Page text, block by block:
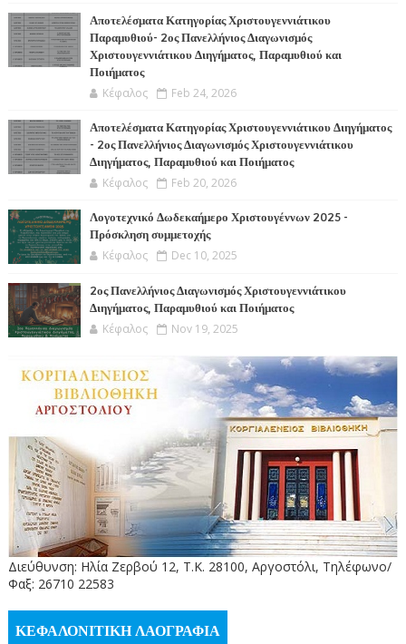
Αποτελέσματα Κατηγορίας Χριστουγεννιάτικου
Παραμυθιού- 2ος Πανελλήνιος Διαγωνισμός
Χριστουγεννιάτικου Διηγήματος, Παραμυθιού και
Ποιήματος
Κέφαλος Feb 24, 2026
Αποτελέσματα Κατηγορίας Χριστουγεννιάτικου Διηγήματος
- 2ος Πανελλήνιος Διαγωνισμός Χριστουγεννιάτικου
Διηγήματος, Παραμυθιού και Ποιήματος
Κέφαλος Feb 20, 2026
Λογοτεχνικό Δωδεκαήμερο Χριστουγέννων 2025 -
Πρόσκληση συμμετοχής
Κέφαλος Dec 10, 2025
2ος Πανελλήνιος Διαγωνισμός Χριστουγεννιάτικου
Διηγήματος, Παραμυθιού και Ποιήματος
Κέφαλος Nov 19, 2025
Διεύθυνση: Ηλία Ζερβού 12, Τ.Κ. 28100, Αργοστόλι, Τηλέφωνο/
Φαξ: 26710 22583
ΚΕΦΑΛΟΝΙΤΙΚΗ ΛΑΟΓΡΑΦΙΑ